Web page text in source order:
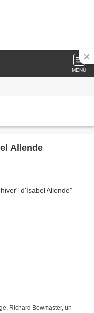
MENU
Allende
Richard Bowmaster, un